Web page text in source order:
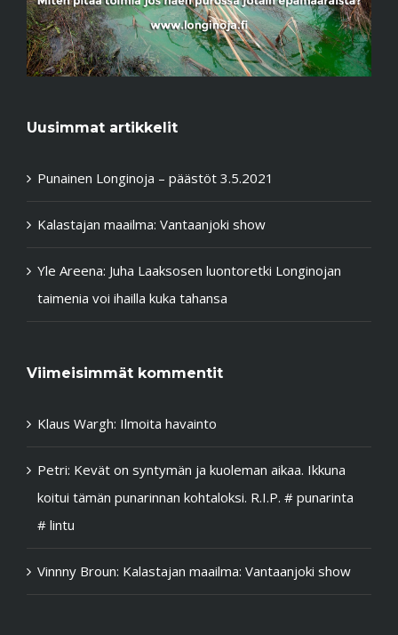
Uusimmat artikkelit
Punainen Longinoja – päästöt 3.5.2021
Kalastajan maailma: Vantaanjoki show
Yle Areena: Juha Laaksosen luontoretki Longinojan
taimenia voi ihailla kuka tahansa
Viimeisimmät kommentit
Klaus Wargh: Ilmoita havainto
Petri: Kevät on syntymän ja kuoleman aikaa. Ikkuna
koitui tämän punarinnan kohtaloksi. R.I.P. # punarinta
# lintu
Vinnny Broun: Kalastajan maailma: Vantaanjoki show